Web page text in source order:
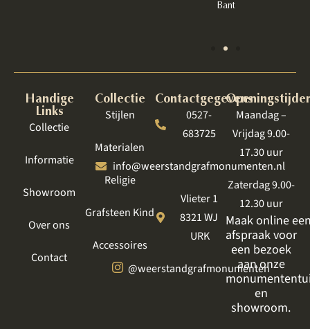
Bant
Handige
Links
Collectie
Informatie
Showroom
Over ons
Contact
Collectie
Stijlen
Materialen
Religie
Grafsteen Kind
Accessoires
Contactgegevens
0527-
683725
info@weerstandgrafmonumenten.nl
Vlieter 1
8321 WJ
URK
@weerstandgrafmonumenten
Maandag –
Vrijdag 9.00-
17.30 uur
Zaterdag 9.00-
12.30 uur
Maak online
afspraak voor
een bezoek
aan onze
en
showroom.